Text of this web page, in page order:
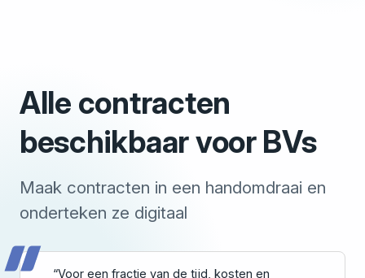
Alle contracten
beschikbaar voor BVs
Maak contracten in een handomdraai en
onderteken ze digitaal
“Voor een fractie van de tijd, kosten en